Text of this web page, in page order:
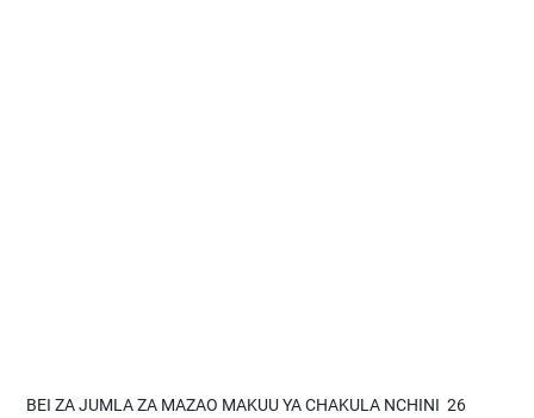
BEI ZA JUMLA ZA MAZAO MAKUU YA CHAKULA NCHINI 26